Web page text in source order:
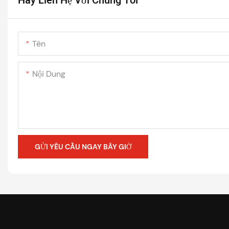
Tên
Nội Dung
GỬI YÊU CẦU NGAY BÂY GIỜ